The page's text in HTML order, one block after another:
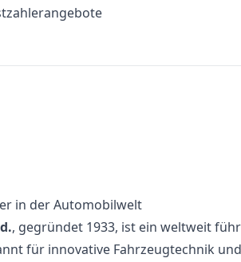
in der Automobilwelt
, gegründet 1933, ist ein weltweit
für innovative Fahrzeugtechnik und